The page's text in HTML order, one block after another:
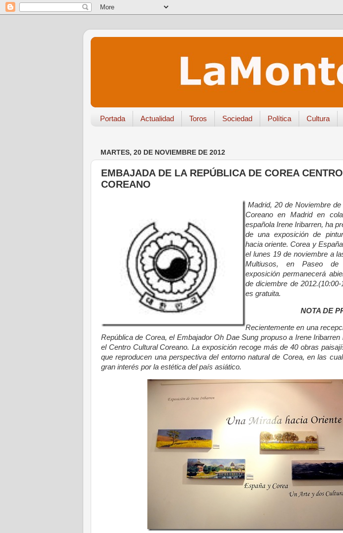
Portada Actualidad Toros Sociedad Política Cultura
MARTES, 20 DE NOVIEMBRE DE 2012
EMBAJADA DE LA REPÚBLICA DE COREA
COREANO
Madrid, 20 de Noviembre de
Coreano en Madrid en
española Irene Iribarren, ha
de una exposición de
hacia oriente. Corea y
el lunes 19 de noviembre a
Multiusos, en Paseo de
exposición permanecerá
de diciembre de
es gratuita.
NOTA DE
Recientemente en una
República de Corea, el Embajador Oh Dae Sung propuso a Irene
el Centro Cultural Coreano. La exposición recoge más de 40 obras
que reproducen una perspectiva del entorno natural de Corea, en las
gran interés por la estética del país asiático.